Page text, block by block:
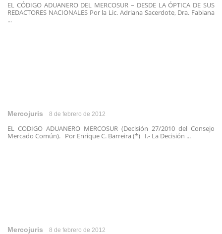
EL CÓDIGO ADUANERO DEL MERCOSUR – DESDE LA ÓPTICA DE SUS
REDACTORES NACIONALES Por la Lic. Adriana Sacerdote, Dra. Fabiana
...
Mercojuris 8 de febrero de 2012
EL CODIGO ADUANERO MERCOSUR (Decisión 27/2010 del Consejo
Mercado Común). Por Enrique C. Barreira (*) I.- La Decisión ...
Mercojuris 8 de febrero de 2012